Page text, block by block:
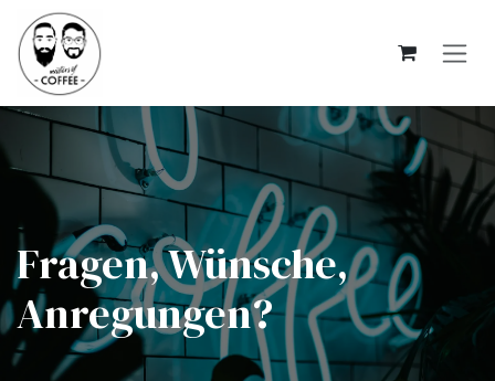
Zum Inhalt springen
Fragen, Wünsche,
Anregungen?